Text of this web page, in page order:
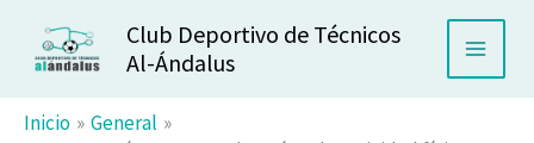
Club Deportivo de Técnicos
Al-Ándalus
Inicio
General